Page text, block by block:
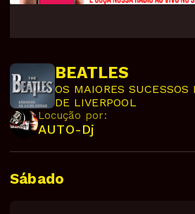
BEATLES
OS MAIORES SUCESSOS
DE LIVERPOOL
Locução por:
AUTO-Dj
Sábado